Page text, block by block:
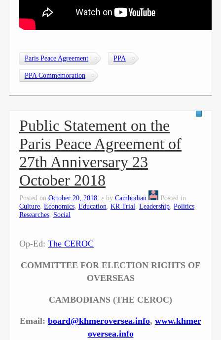
Paris Peace Agreement PPA
PPA Commemoration
Public Statement on the
Paris Peace Agreement of
27th Anniversary 23
October 2018
Posted on October 20, 2018 by Cambodian
Posted in
Culture Economics Education KR Trial Leadership Politics
Researches Social
Op-Ed: The CEROC
COMMITTEE FOR ELECTION RIGHTS OF
OVERSEAS
CAMBODIANS (THE CEROC)
Email: board@khmeroversea.info, www.khmer
oversea.info